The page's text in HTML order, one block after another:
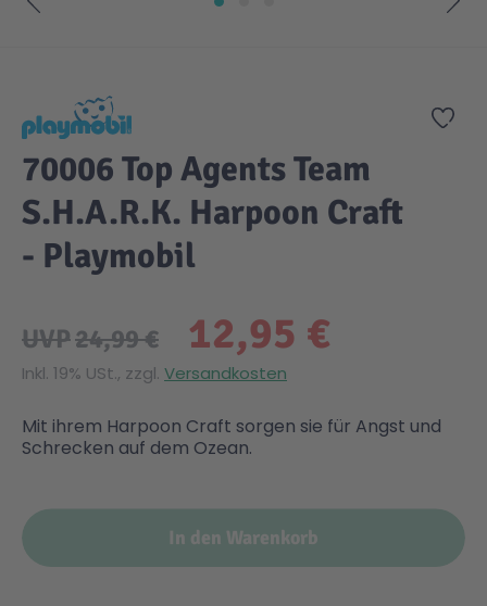
Sicherheit
Krimi / Thriller
Liebesromane
Sachbücher / Wissen
Zeit & Reise
Kuscheltiere
Puppen & Puppenzubehör
Puzzle & Legespiele
Holzspielwaren
Malen & Zeichnen
DC Comics™ Super Heroes
DUPLO®
Friends
Marvel™ Super Heroes
Country
Family Fun
Figures
Knights
Zur
70006 Top Agents Team
S.H.A.R.K. Harpoon Craft
- Playmobil
12,95 €
UVP24,99 €
Inkl. 19% USt., zzgl. Versandkosten
Mit ihrem Harpoon Craft sorgen sie für Angst und
Schrecken auf dem Ozean.
In den Warenkorb